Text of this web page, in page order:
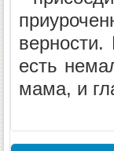
есть
мама, и